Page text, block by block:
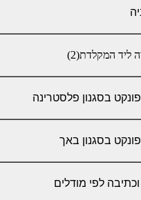
ליד המקלדת(2)
בסגנון פלסטרינה
בסגנון באך
וכתיבה לפי מודלים